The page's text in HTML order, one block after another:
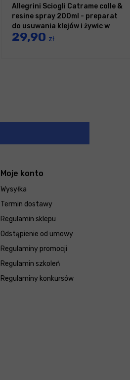
Allegrini Sciogli Catrame colle &
resine spray 200ml - preparat
do usuwania klejów i żywic w
sprayu
29,90 zł
Moje konto
Wysyłka
Termin dostawy
Regulamin sklepu
Odstąpienie od umowy
Regulaminy promocji
Regulamin szkoleń
Regulaminy konkursów